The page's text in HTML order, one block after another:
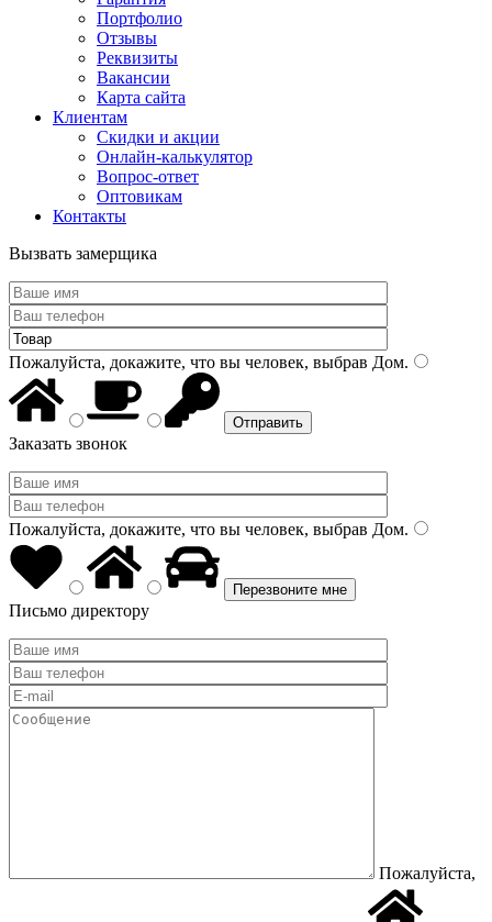
Портфолио
Отзывы
Реквизиты
Вакансии
Карта сайта
Клиентам
Скидки и акции
Онлайн-калькулятор
Вопрос-ответ
Оптовикам
Контакты
Вызвать замерщика
Пожалуйста, докажите, что вы человек, выбрав Дом.
Заказать звонок
Пожалуйста, докажите, что вы человек, выбрав Дом.
Письмо директору
Пожалуйста,